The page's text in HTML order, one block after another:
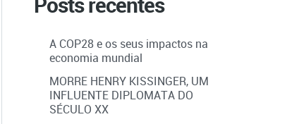
A COP28 e os seus impactos na
economia mundial
MORRE HENRY KISSINGER, UM
INFLUENTE DIPLOMATA DO
SÉCULO XX